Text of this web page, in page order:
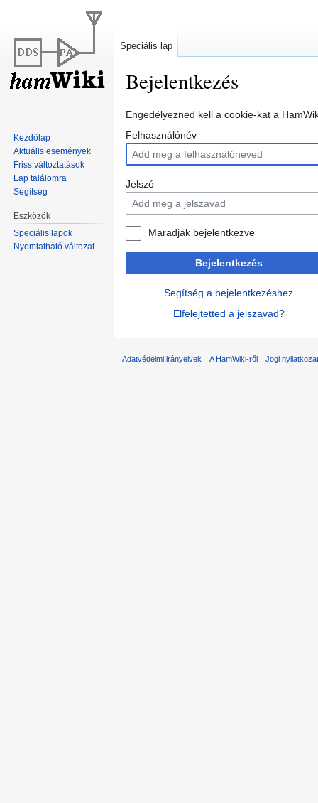
Bejelentkezés
Ugrás
a
navigációhoz
Ugrás
a
kereséshez
Engedélyezned kell a cookie-kat a
Felhasználónév
Jelszó
Maradjak bejelentkezve
Bejelentkezés
Segítség a bejelentkezéshez
Elfelejtetted a jelszavad?
Speciális lap
Kezdőlap
Aktuális események
Friss változtatások
Lap találomra
Segítség
Eszközök
Speciális lapok
Nyomtatható változat
Adatvédelmi irányelvek A HamWiki-ről Jogi